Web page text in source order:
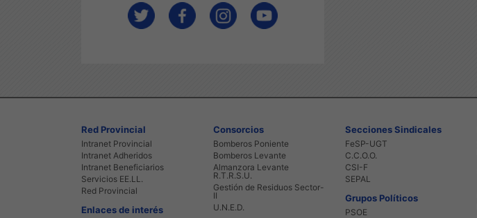
Red Provincial
Intranet Provincial
Intranet Adheridos
Intranet Beneficiarios
Servicios EE.LL.
Red Provincial
Enlaces de interés
Consorcios
Bomberos Poniente
Bomberos Levante
Almanzora Levante
R.T.R.S.U.
Gestión de Residuos Sector-
II
U.N.E.D.
Secciones Sindicales
FeSP-UGT
C.C.O.O.
CSI-F
SEPAL
Grupos Políticos
PSOE